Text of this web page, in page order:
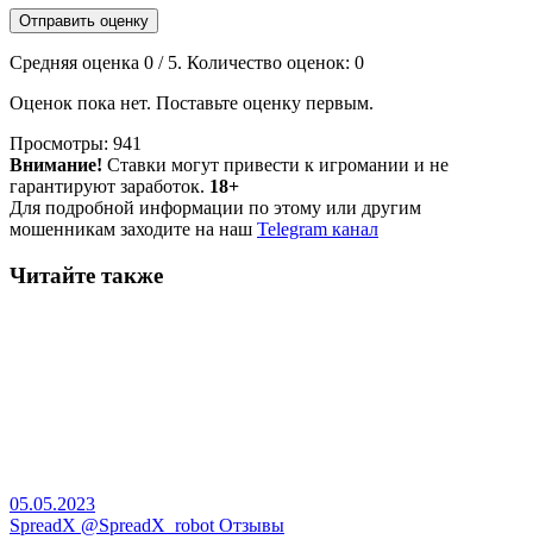
Отправить оценку
Средняя оценка 0 / 5. Количество оценок: 0
Оценок пока нет. Поставьте оценку первым.
Просмотры: 941
Внимание! Ставки могут привести к игромании и не
гарантируют заработок. 18+
Для подробной информации по этому или другим
мошенникам заходите на наш Telegram канал
Читайте также
05.05.2023
SpreadX @SpreadX_robot Отзывы